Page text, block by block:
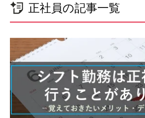
正社員の記事一覧